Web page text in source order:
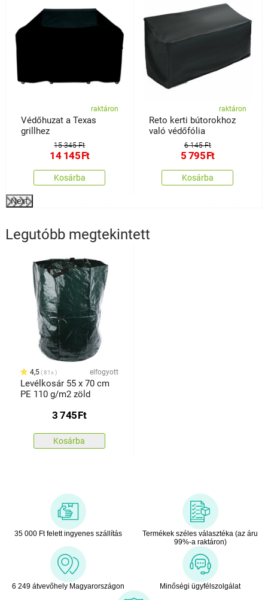
raktáron
Védőhuzat a Texas
grillhez
15 345 Ft
14 145Ft
Kosárba
raktáron
Reto kerti bútorokhoz
való védőfólia
6 145 Ft
5 795Ft
Kosárba
Next
Legutóbb megtekintett
4,5 81x elfogyott
Levélkosár 55 x 70 cm
PE 110 g/m2 zöld
3 745Ft
Kosárba
35 000 Ft felett ingyenes szállítás
Termékek széles választéka (az áru
99%-a raktáron)
6 249 átvevőhely Magyarországon Minőségi ügyfélszolgálat